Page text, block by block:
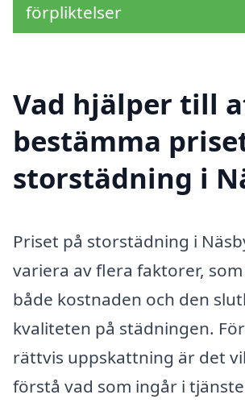
förpliktelser
Vad hjälper till
bestämma
storstädning i
Priset på storstädning i
variera av flera faktorer,
både kostnaden och den
kvaliteten på städningen.
rättvis uppskattning är det
förstå vad som ingår i